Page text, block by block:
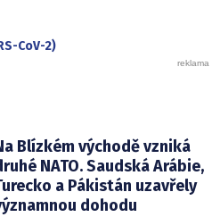
CoV-2)
Blízkém východě vzniká
NATO. Saudská Arábie,
a Pákistán uzavřely
dohodu